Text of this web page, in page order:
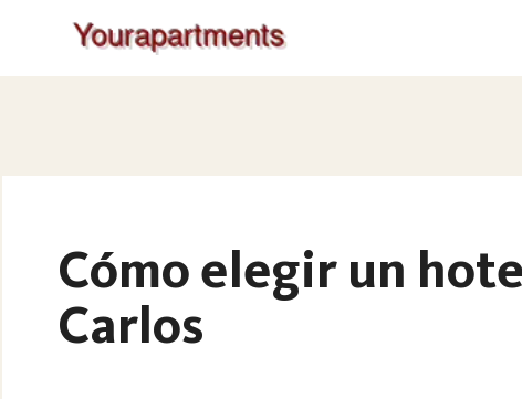
Cómo elegir un
Carlos